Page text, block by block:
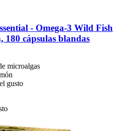
-​ Omega-​3 Wild Fish
cápsulas blandas
microalgas
gusto